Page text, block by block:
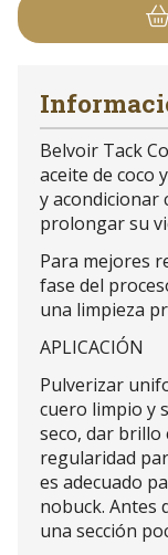
Belvoir Tack
aceite de coco
y acondicionar
prolongar su
Para mejores
fase del
una limpieza
APLICACIÓN
Pulverizar
cuero limpio y
seco, dar brillo
regularidad
es adecuado
nobuck. Antes
una sección